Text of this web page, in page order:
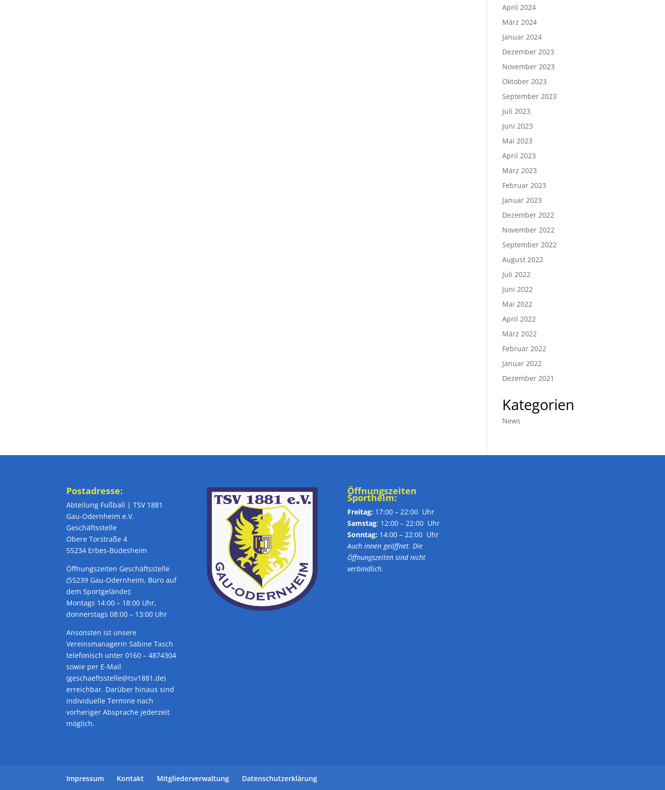
April 2024
März 2024
Januar 2024
Dezember 2023
November 2023
Oktober 2023
September 2023
Juli 2023
Juni 2023
Mai 2023
April 2023
März 2023
Februar 2023
Januar 2023
Dezember 2022
November 2022
September 2022
August 2022
Juli 2022
Juni 2022
Mai 2022
April 2022
März 2022
Februar 2022
Januar 2022
Dezember 2021
Kategorien
News
Postadresse:
Abteilung Fußball | TSV 1881
Gau-Odernheim e.V.
Geschäftsstelle
Obere Torstraße 4
55234 Erbes-Büdesheim
Öffnungszeiten Geschäftsstelle
(55239 Gau-Odernheim, Büro auf
dem Sportgelände):
Montags 14:00 – 18:00 Uhr,
donnerstags 08:00 – 13:00 Uhr
Ansonsten ist unsere
Vereinsmanagerin Sabine Tasch
telefonisch unter 0160 – 4874304
sowie per E-Mail
(geschaeftsstelle@tsv1881.de)
erreichbar. Darüber hinaus sind
individuelle Termine nach
vorheriger Absprache jederzeit
möglich.
Öffnungszeiten
Sportheim:
Freitag: 17:00 – 22:00 Uhr
Samstag: 12:00 – 22:00 Uhr
Sonntag: 14:00 – 22:00 Uhr
Auch innen geöffnet. Die
Öffnungszeiten sind nicht
verbindlich.
Impressum Kontakt Mitgliederverwaltung Datenschutzerklärung